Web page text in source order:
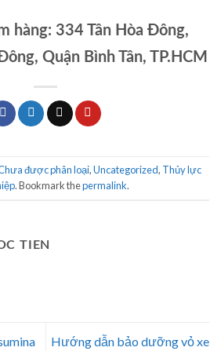
hàng: 334 Tân Hòa Đông,
Quận Bình Tân, TP.HCM
được phân loại,Uncategorized, Thủy lực
. Bookmark thepermalink.
TIEN
Hướng dẫn bảo dưỡng vỏ xe